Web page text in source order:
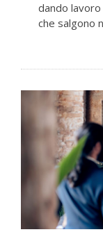
dando
che salgono